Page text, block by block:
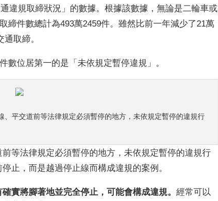
違規取締狀況」的數據。根據該數據，無論是二輪車或
締件數總計為493萬2459件。雖然比前一年減少了21萬
取締。
數位居第一的是「未依規定暫停違規」。
平交道前等法律規定必須暫停的地方，未依規定暫停的違規行
等法律規定必須暫停的地方，未依規定暫停的違規行
止，而是越過停止線而構成違規的案例。
確實將腳著地並完全停止，可能會構成違規。經常可以